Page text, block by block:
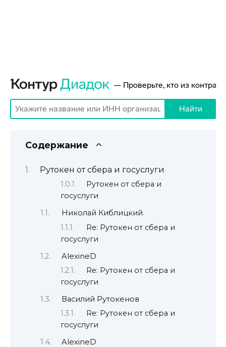
Содержание
Рутокен от сбера и госуслуги
Рутокен от сбера и
госуслуги
Николай Киблицкий
Re: Рутокен от сбера и
госуслуги
AlexineD
Re: Рутокен от сбера и
госуслуги
Василий Рутокенов
Re: Рутокен от сбера и
госуслуги
AlexineD